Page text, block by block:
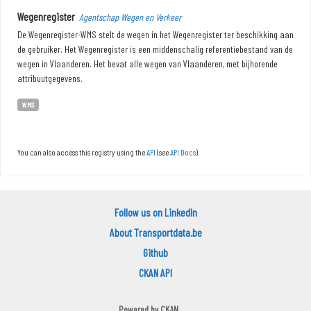
Wegenregister Agentschap Wegen en Verkeer
De Wegenregister-WMS stelt de wegen in het Wegenregister ter beschikking aan
de gebruiker. Het Wegenregister is een middenschalig referentiebestand van de
wegen in Vlaanderen. Het bevat alle wegen van Vlaanderen, met bijhorende
attribuutgegevens.
WMS
You can also access this registry using theAPI (seeAPI Docs).
Follow us on LinkedIn
About Transportdata.be
Github
CKAN API